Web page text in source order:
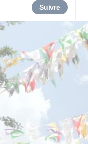
Suivre